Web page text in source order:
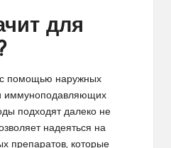
для
с помощью наружных
иммуноподавляющих
подходят далеко не
надеяться на
препаратов, которые